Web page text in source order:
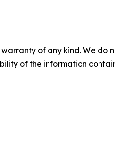
of any kind. We
of the information